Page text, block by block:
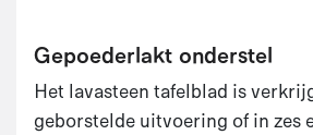
Gepoederlakt onderstel
Het lavasteen tafelblad is
geborstelde uitvoering of in zes